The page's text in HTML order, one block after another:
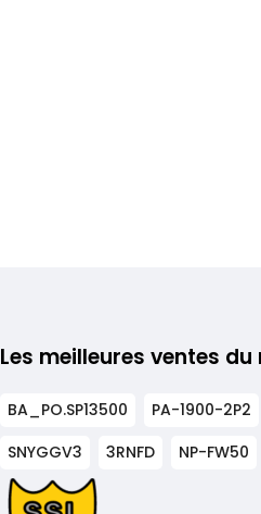
Les meilleures ventes
BA_PO.SP13500 PA-1900-2P2
SNYGGV3
3RNFD NP-FW50